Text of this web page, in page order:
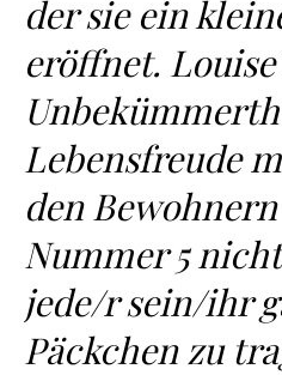
der sie ein
eröffnet.
Lebensfreude
den
Nummer 5
jede/r sein/ihr
Päckchen zu